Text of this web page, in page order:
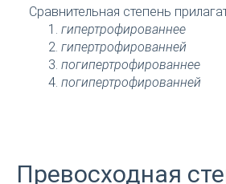
Сравнительная степень
гипертрофированнее
гипертрофированней
погипертрофированнее
погипертрофированней
Превосходная